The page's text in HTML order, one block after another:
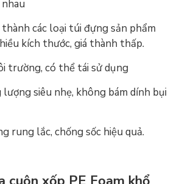
các loại túi đựng sản phẩm
kích thước, giá thành thấp.
trường, có thể tái sử dụng
siêu nhẹ, không bám dính bụi
rung lắc, chống sốc hiệu quả.